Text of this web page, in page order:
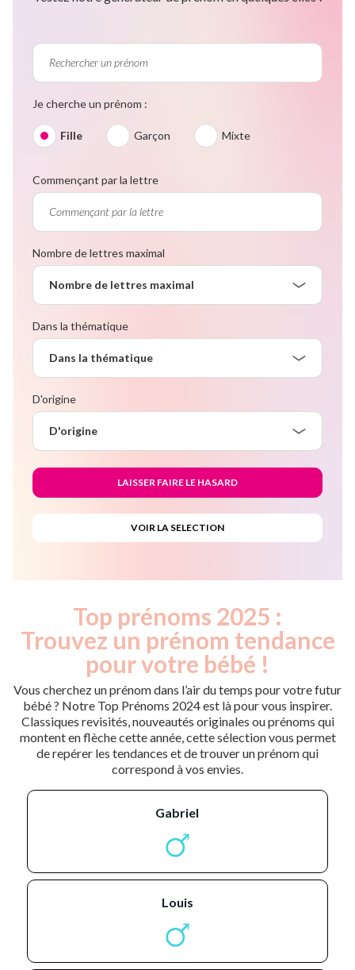
Je cherche un prénom :
Fille Garçon Mixte
Commençant par la lettre
Nombre de lettres maximal
Nombre de lettres maximal
Dans la thématique
Dans la thématique
D'origine
D'origine
Top prénoms 2025 :
Trouvez un prénom tendance
pour votre bébé !
Vous cherchez un prénom dans l’air du temps pour votre futur
bébé ? Notre Top Prénoms 2024 est là pour vous inspirer.
Classiques revisités, nouveautés originales ou prénoms qui
montent en flèche cette année, cette sélection vous permet
de repérer les tendances et de trouver un prénom qui
correspond à vos envies.
gabriel
louis